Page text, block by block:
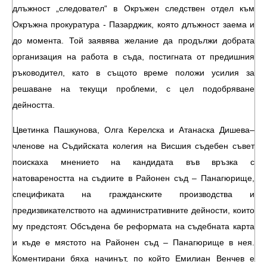
длъжност „следовател“ в Окръжен следствен отдел към
Окръжна прокуратура - Пазарджик, която длъжност заема и
до момента. Той заявява желание да продължи добрата
организация на работа в съда, постигната от предишния
ръководител, като в същото време положи усилия за
решаване на текущи проблеми, с цел подобряване
дейността.
Цветинка Пашкунова, Олга Керелска и Атанаска Дишева–
членове на Съдийската колегия на Висшия съдебен съвет
поискаха мнението на кандидата във връзка с
натовареността на съдиите в Районен съд – Панагюрище,
спецификата на гражданските производства и
предизвикателството на административните дейности, които
му предстоят. Обсъдена бе реформата на съдебната карта
и къде е мястото на Районен съд – Панагюрище в нея.
Коментирани бяха начинът, по който Емилиан Венчев е